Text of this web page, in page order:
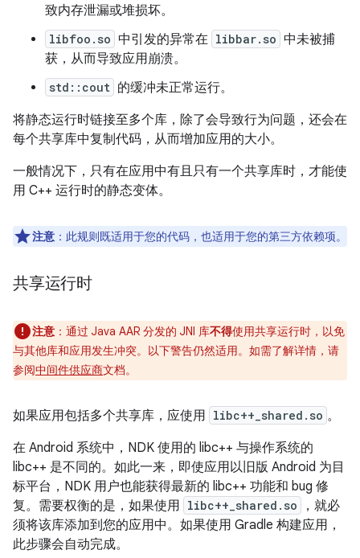
致内存泄漏或堆损坏。
libfoo.so 中引发的异常在 libbar.so 中未被捕
获，从而导致应用崩溃。
std::cout 的缓冲未正常运行。
将静态运行时链接至多个库，除了会导致行为问题，还会在
每个共享库中复制代码，从而增加应用的大小。
一般情况下，只有在应用中有且只有一个共享库时，才能使
用 C++ 运行时的静态变体。
注意 ：此规则既适用于您的代码，也适用于您的第三方依赖项。
共享运行时
注意 ：通过 Java AAR 分发的 JNI 库不得使用共享运行时，以免
与其他库和应用发生冲突。以下警告仍然适用。如需了解详情，请
参阅中间件供应商文档。
如果应用包括多个共享库，应使用 libc++_shared.so 。
在 Android 系统中，NDK 使用的 libc++ 与操作系统的
libc++ 是不同的。如此一来，即使应用以旧版 Android 为目
标平台，NDK 用户也能获得最新的 libc++ 功能和 bug 修
复。需要权衡的是，如果使用 libc++_shared.so
，就必
须将该库添加到您的应用中。如果使用 Gradle 构建应用，
此步骤会自动完成。